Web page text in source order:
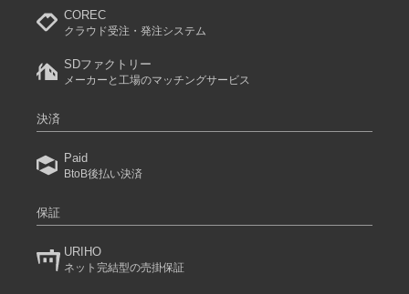
COREC
クラウド受注・発注システム
SDファクトリー
メーカーと工場のマッチングサービス
決済
Paid
BtoB後払い決済
保証
URIHO
ネット完結型の売掛保証